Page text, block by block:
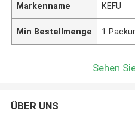
Markenname KEFU
Min Bestellmenge 1
Sehen
ÜBER UNS